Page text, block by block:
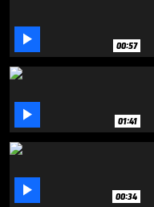
 00:57
 01:41
 00:34